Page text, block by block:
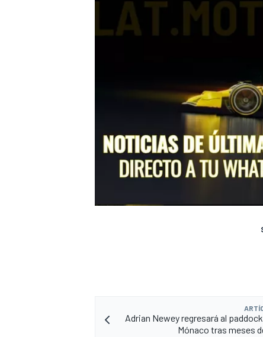
Adrian Newey regresará al paddock
Mónaco tras meses